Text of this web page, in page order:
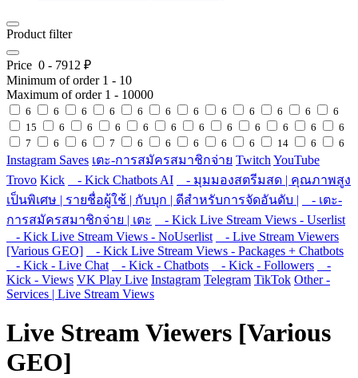
Product filter
Price 0 - 7912 ₽
Minimum of order 1 - 10
Maximum of order 1 - 10000
6 6 6 6 6 6 6 6 6 6 6
6
15
6 6 6 6 6 6 6 6 6 6
6
7
6 6 7 6 6 6 6 6 14 6 6
Instagram Saves เตะ-การสมัครสมาชิกจ่าย Twitch YouTube
Trovo Kick - Kick Chatbots AI
- มุมมองสตรีมสด | คุณภาพสูง
เป็นพิเศษ | รายชื่อผู้ใช้ | กับบุก | ดีสำหรับการจัดอันดับ |
- เตะ-
การสมัครสมาชิกจ่าย | เตะ
- Kick Live Stream Views - Userlist
- Kick Live Stream Views - NoUserlist
- Live Stream Viewers
[Various GEO]
- Kick Live Stream Views - Packages + Chatbots
- Kick - Live Chat
- Kick - Chatbots - Kick - Followers
-
Kick - Views VK Play Live Instagram Telegram TikTok Other -
Services | Live Stream Views
Live Stream Viewers [Various
GEO]